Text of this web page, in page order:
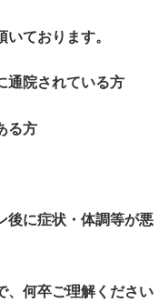
ております。
通院されている方
る方
後に症状・体調等が悪
何卒ご理解ください